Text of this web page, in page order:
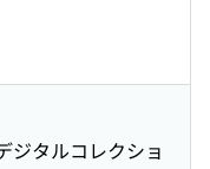
ジタルコレクショ